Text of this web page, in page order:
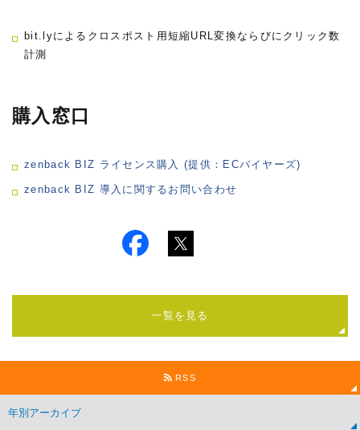
bit.lyによるクロスポスト用短縮URL変換ならびにクリック数
計測
購入窓口
zenback BIZ ライセンス購入 (提供：ECバイヤーズ)
zenback BIZ 導入に関するお問い合わせ
一覧を見る
RSS